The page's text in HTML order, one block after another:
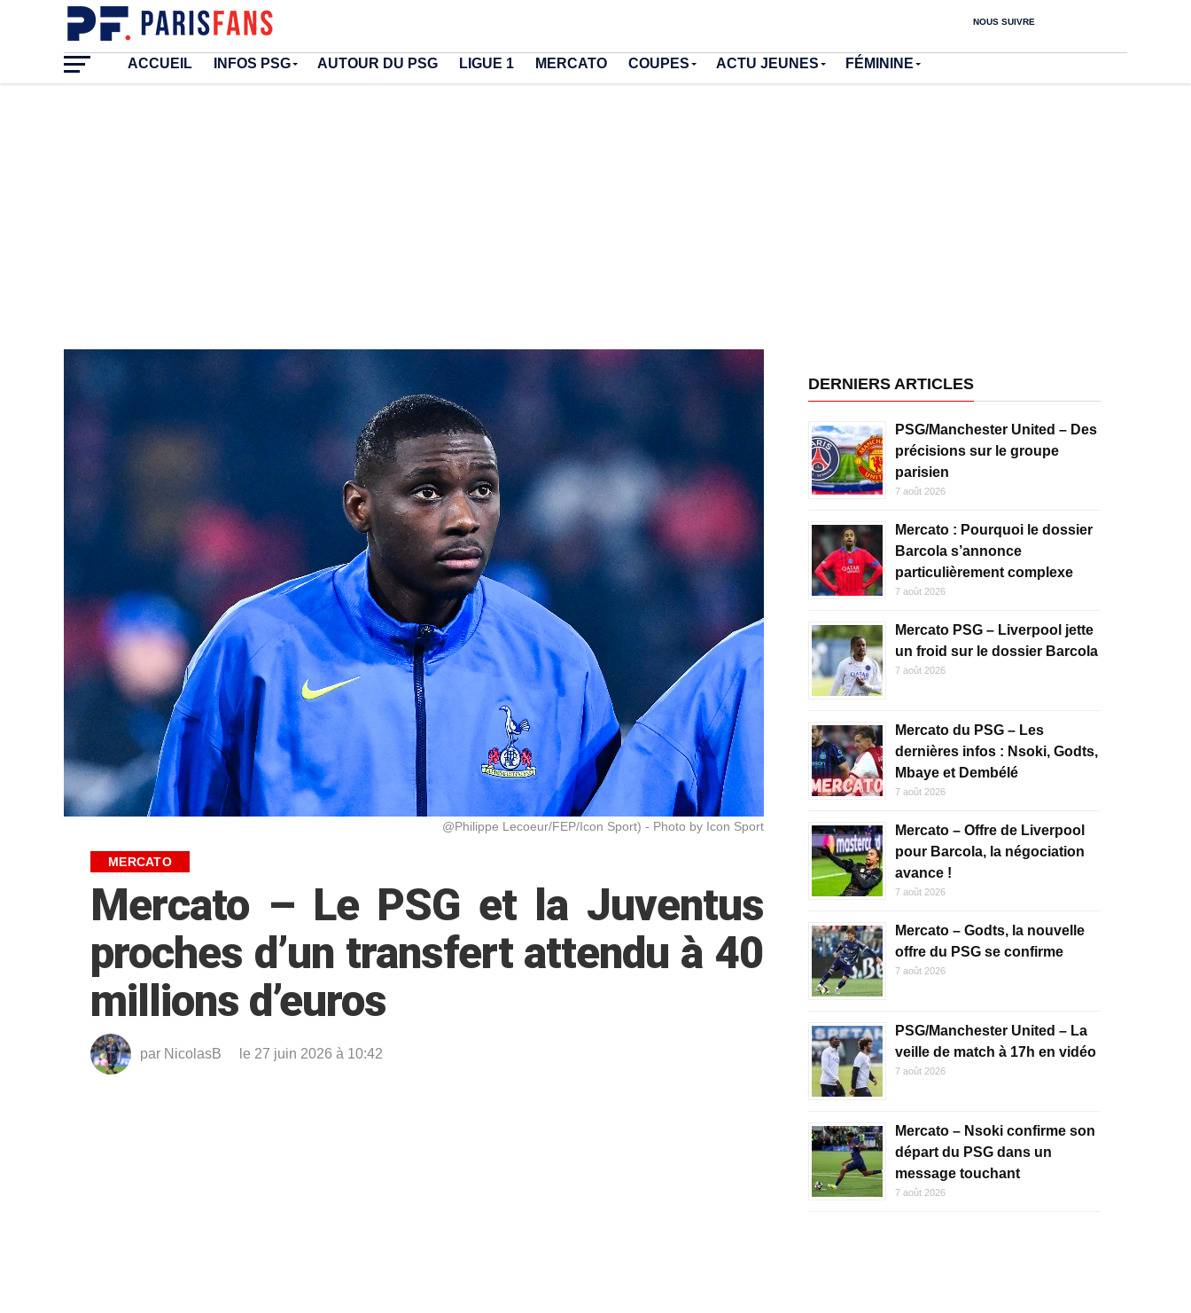
NOUS SUIVRE
ACCUEIL INFOS PSG AUTOUR DU PSG LIGUE 1 MERCATO COUPES ACTU JEUNES FÉMININE
@Philippe Lecoeur/FEP/Icon Sport) - Photo by Icon Sport
MERCATO
Mercato – Le PSG et la Juventus
proches d’un transfert attendu à 40
millions d’euros
par NicolasB le 27 juin 2026 à 10:42
DERNIERS ARTICLES
PSG/Manchester United – Des
précisions sur le groupe
parisien
7 août 2026
Mercato : Pourquoi le dossier
Barcola s’annonce
particulièrement complexe
7 août 2026
Mercato PSG – Liverpool jette
un froid sur le dossier Barcola
7 août 2026
Mercato du PSG – Les
dernières infos : Nsoki, Godts,
Mbaye et Dembélé
7 août 2026
Mercato – Offre de Liverpool
pour Barcola, la négociation
avance !
7 août 2026
Mercato – Godts, la nouvelle
offre du PSG se confirme
7 août 2026
PSG/Manchester United – La
veille de match à 17h en vidéo
7 août 2026
Mercato – Nsoki confirme son
départ du PSG dans un
message touchant
7 août 2026